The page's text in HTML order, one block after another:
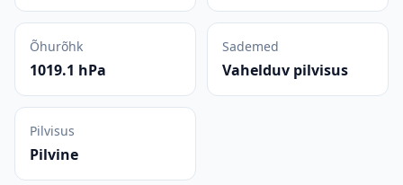
Õhurõhk
1019.1 hPa
Sademed
Vahelduv pilvisus
Pilvisus
Pilvine